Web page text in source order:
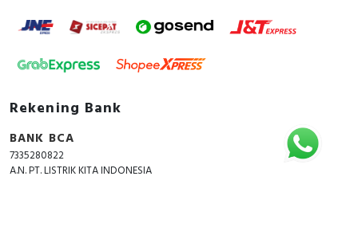
Rekening Bank
BANK BCA
7335280822
A.N. PT. LISTRIK KITA INDONESIA